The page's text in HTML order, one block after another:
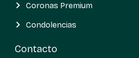
Coronas Premium
Condolencias
Contacto